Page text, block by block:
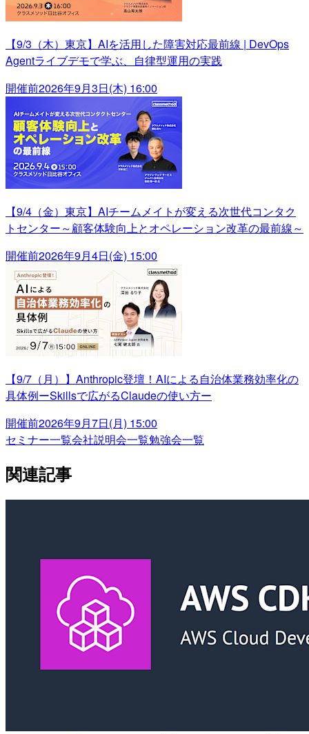
【9/3（木）東京】AIを活用した障害対応最前線 | DevOps
Agentライブデモで学ぶ、自律型運用の実践
開催前2026年9月3日(木) 16:00
【9/4（金）東京】AIチームメイトが変える次世代コンタク
トセンター～顧客体験向上とオペレーション改革の最前線～
開催前2026年9月4日(金) 15:00
【9/7（月）】Anthropic登壇！AIによる自治体業務効率化の
具体例ーSkillsで広がるClaudeの使い方ー
開催前2026年9月7日(月) 15:00
セミナー一覧会社説明会一覧勉強会一覧
関連記事